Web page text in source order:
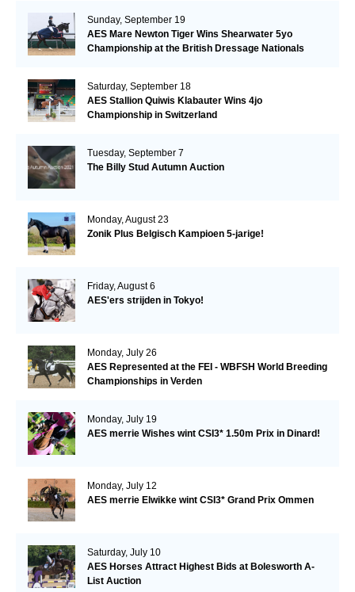
Sunday, September 19
AES Mare Newton Tiger Wins Shearwater 5yo
Championship at the British Dressage Nationals
Saturday, September 18
AES Stallion Quiwis Klabauter Wins 4jo
Championship in Switzerland
Tuesday, September 7
The Billy Stud Autumn Auction
Monday, August 23
Zonik Plus Belgisch Kampioen 5-jarige!
Friday, August 6
AES'ers strijden in Tokyo!
Monday, July 26
AES Represented at the FEI - WBFSH World Breeding
Championships in Verden
Monday, July 19
AES merrie Wishes wint CSI3* 1.50m Prix in Dinard!
Monday, July 12
AES merrie Elwikke wint CSI3* Grand Prix Ommen
Saturday, July 10
AES Horses Attract Highest Bids at Bolesworth A-
List Auction